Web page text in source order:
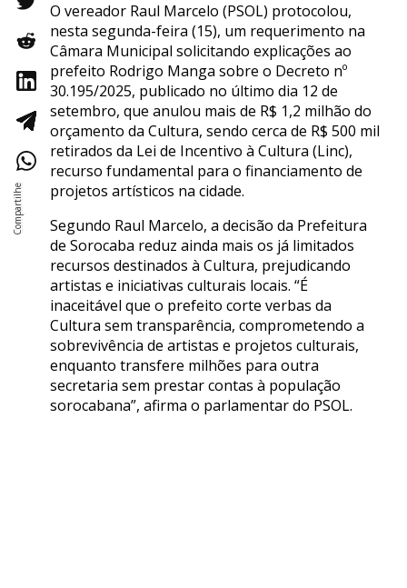
O vereador Raul Marcelo (PSOL) protocolou,
nesta segunda-feira (15), um requerimento na
Câmara Municipal solicitando explicações ao
prefeito Rodrigo Manga sobre o Decreto nº
30.195/2025, publicado no último dia 12 de
setembro, que anulou mais de R$ 1,2 milhão do
orçamento da Cultura, sendo cerca de R$ 500 mil
retirados da Lei de Incentivo à Cultura (Linc),
recurso fundamental para o financiamento de
projetos artísticos na cidade.
Segundo Raul Marcelo, a decisão da Prefeitura
de Sorocaba reduz ainda mais os já limitados
recursos destinados à Cultura, prejudicando
artistas e iniciativas culturais locais. “É
inaceitável que o prefeito corte verbas da
Cultura sem transparência, comprometendo a
sobrevivência de artistas e projetos culturais,
enquanto transfere milhões para outra
secretaria sem prestar contas à população
sorocabana”, afirma o parlamentar do PSOL.